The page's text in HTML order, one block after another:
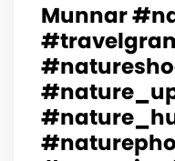
Munnar